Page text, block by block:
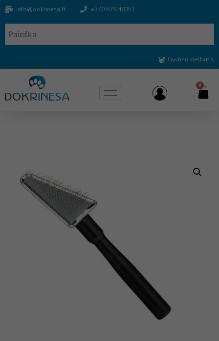
info@dokrinesa.lt +370 679 48351
Gyvūnų viešbutis
0